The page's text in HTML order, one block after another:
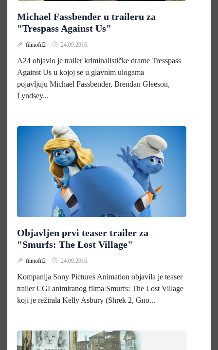
Michael Fassbender u traileru za
"Trespass Against Us"
filmofil2 24.09.2016.
A24 objavio je trailer kriminalističke drame Tresspass
Against Us u kojoj se u glavnim ulogama
pojavljuju Michael Fassbender, Brendan Gleeson,
Lyndsey...
Objavljen prvi teaser trailer za
"Smurfs: The Lost Village"
filmofil2 24.09.2016.
Kompanija Sony Pictures Animation objavila je teaser
trailer CGI animiranog filma Smurfs: The Lost Village
koji je režirala Kelly Asbury (Shrek 2, Gno...